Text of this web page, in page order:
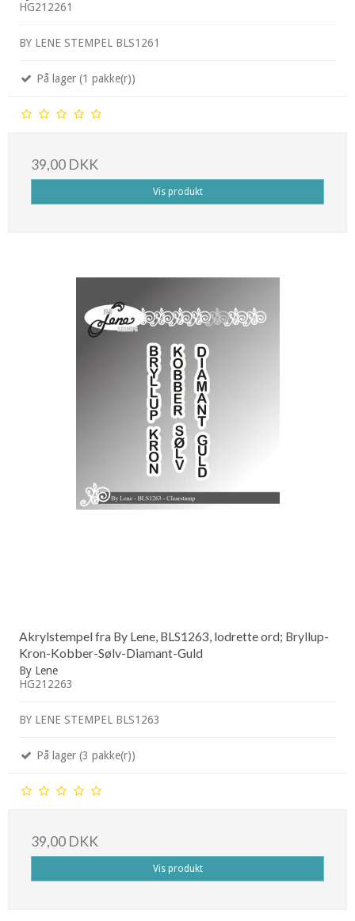
HG212261
BY LENE STEMPEL BLS1261
På lager (1 pakke(r))
39,00 DKK
Vis produkt
Akrylstempel fra By Lene, BLS1263, lodrette ord; Bryllup-
Kron-Kobber-Sølv-Diamant-Guld
By Lene
HG212263
BY LENE STEMPEL BLS1263
På lager (3 pakke(r))
39,00 DKK
Vis produkt